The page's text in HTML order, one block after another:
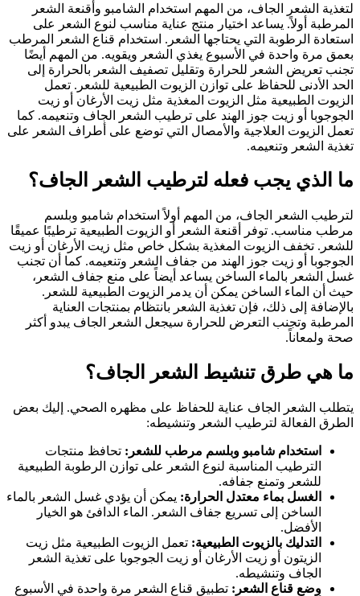
لتغذية الشعر الجاف، من المهم استخدام الشامبو وأقنعة الشعر
المرطبة أولاً. يساعد اختيار منتج عناية مناسب لنوع الشعر على
استعادة الرطوبة التي يحتاجها الشعر. استخدام قناع الشعر المرطب
بعمق مرة واحدة في الأسبوع يغذي الشعر ويقويه. من المهم أيضًا
تجنب تعريض الشعر للحرارة وتقليل تصفيف الشعر بالحرارة إلى
الحد الأدنى للحفاظ على توازن الزيوت الطبيعية للشعر. تعمل
الزيوت الطبيعية مثل الزيوت المغذية مثل زيت الأرغان أو زيت
الجوجوبا أو زيت جوز الهند على ترطيب الشعر الجاف وتنعيمه. كما
تعمل الزيوت العلاجية والأمصال التي توضع على أطراف الشعر على
تغذية الشعر وتنعيمه.
ما الذي يجب فعله لترطيب الشعر الجاف؟
لترطيب الشعر الجاف، من المهم أولاً استخدام شامبو وبلسم
مرطب مناسب. توفر أقنعة الشعر أو الزيوت الطبيعية ترطيبًا عميقًا
للشعر. تخفف الزيوت المغذية بشكل خاص مثل زيت الأرغان أو زيت
الجوجوبا أو زيت جوز الهند من جفاف الشعر وتنعيمه. كما أن تجنب
غسل الشعر بالماء الساخن يساعد أيضاً على منع جفاف الشعر،
حيث أن الماء الساخن يمكن أن يدمر الزيوت الطبيعية للشعر.
بالإضافة إلى ذلك، فإن تغذية الشعر بانتظام بمنتجات العناية
المرطبة وتجنب التعرض للحرارة سيجعل الشعر الجاف يبدو أكثر
صحة ولمعاناً.
ما هي طرق تنشيط الشعر الجاف؟
يتطلب الشعر الجاف عناية للحفاظ على مظهره الصحي. إليك بعض
الطرق الفعالة لترطيب الشعر وتنشيطه:
استخدام شامبو وبلسم مرطب للشعر: تحافظ منتجات
الترطيب المناسبة لنوع الشعر على توازن الرطوبة الطبيعية
للشعر وتمنع جفافه.
الغسل بماء معتدل الحرارة: يمكن أن يؤدي غسل الشعر بالماء
الساخن إلى تسريع جفاف الشعر. الماء الدافئ هو الخيار
الأفضل.
التدليك بالزيوت الطبيعية: تعمل الزيوت الطبيعية مثل زيت
الزيتون أو زيت الأرغان أو زيت الجوجوبا على تغذية الشعر
الجاف وتنشيطه.
وضع قناع الشعر: تطبيق قناع الشعر مرة واحدة في الأسبوع